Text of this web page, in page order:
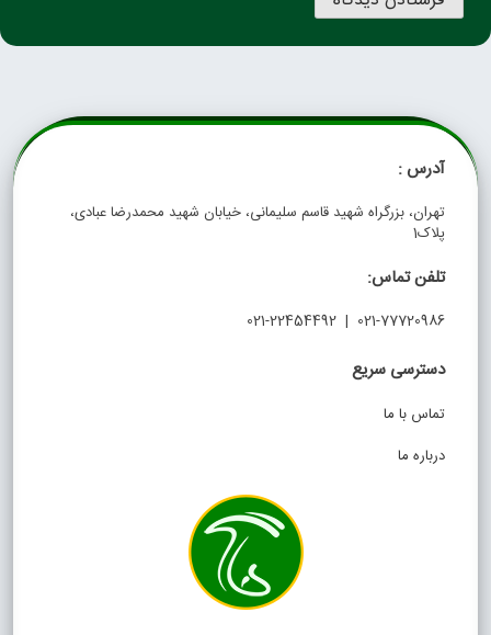
آدرس :
تهران، بزرگراه شهید قاسم سلیمانی، خیابان شهید محمدرضا عبادی،
پلاک1
تلفن تماس:
021-77720986 | 021-22454492
دسترسی سریع
تماس با ما
درباره ما